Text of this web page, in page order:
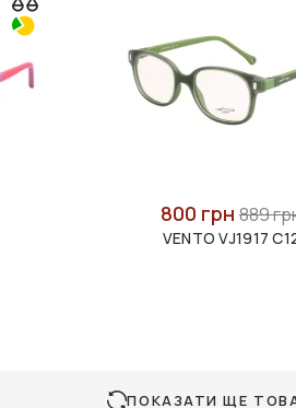
800 грн 889
VENTO VJ1917
ПОКАЗАТИ ЩЕ